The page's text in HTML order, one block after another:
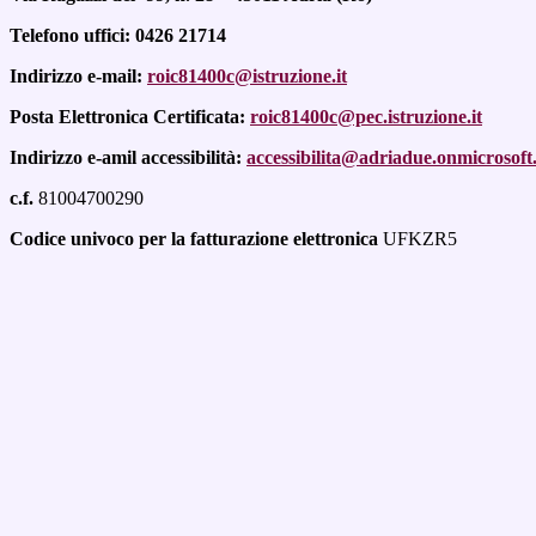
Telefono uffici: 0426 21714
Indirizzo e-mail: roic81400c@istruzione.it
Posta Elettronica Certificata: roic81400c@pec.istruzione.it
Indirizzo e-amil accessibilità:
c.f. 81004700290
Codice univoco per la fatturazione elettronica UFKZR5